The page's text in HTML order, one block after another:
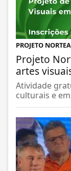
PROJETO
Projeto
artes
Atividade
culturais e